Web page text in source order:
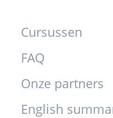
Cursussen
FAQ
Onze partners
English